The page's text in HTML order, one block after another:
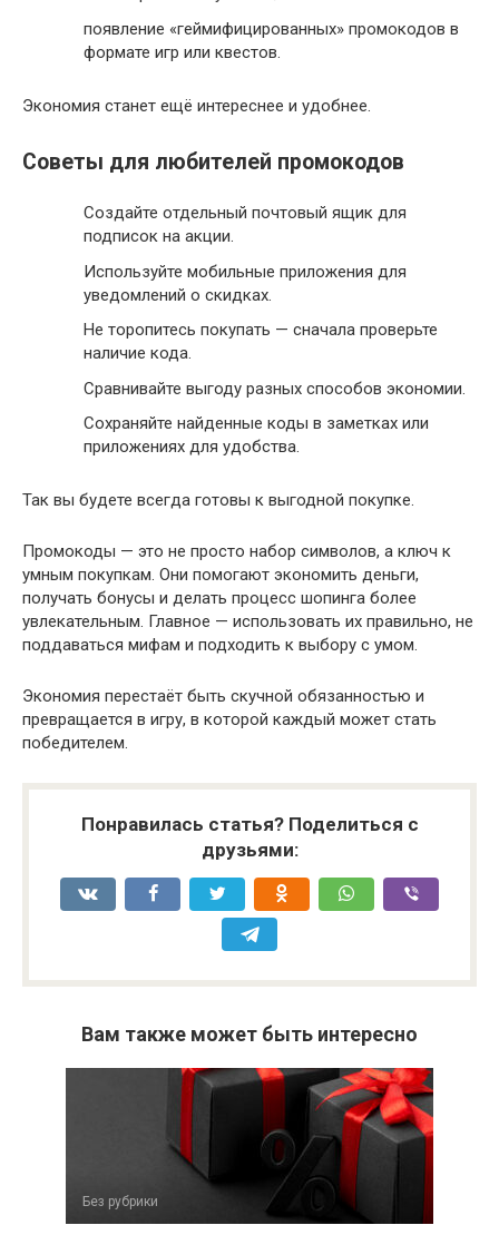
появление «геймифицированных» промокодов в
формате игр или квестов.
Экономия станет ещё интереснее и удобнее.
Советы для любителей промокодов
Создайте отдельный почтовый ящик для
подписок на акции.
Используйте мобильные приложения для
уведомлений о скидках.
Не торопитесь покупать — сначала проверьте
наличие кода.
Сравнивайте выгоду разных способов экономии.
Сохраняйте найденные коды в заметках или
приложениях для удобства.
Так вы будете всегда готовы к выгодной покупке.
Промокоды — это не просто набор символов, а ключ к
умным покупкам. Они помогают экономить деньги,
получать бонусы и делать процесс шопинга более
увлекательным. Главное — использовать их правильно, не
поддаваться мифам и подходить к выбору с умом.
Экономия перестаёт быть скучной обязанностью и
превращается в игру, в которой каждый может стать
победителем.
Понравилась статья? Поделиться с
друзьями:
Вам также может быть интересно
Без рубрики